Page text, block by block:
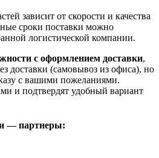
зависит от скорости и качества
сроки поставки можно
логистической компании.
с оформлением доставки,
доставки (самовывоз из офиса), но
с вашими пожеланиями.
и подтвердят удобный вариант
— партнеры: